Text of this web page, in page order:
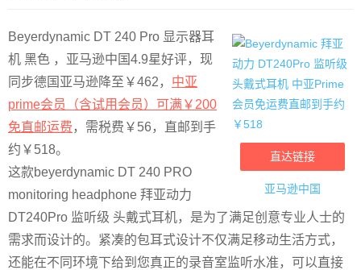
直达链接
亚马逊中国
Beyerdynamic DT 240 Pro 显示器耳
机 黑色 ，亚马逊中国4.9星好评，现
同步德国亚马逊降至￥462， 中亚
prime会员（含试用会员）可满￥200
免直邮运费 ，需税费￥56，直邮到手
约￥518。
这款beyerdynamic DT 240 PRO
monitoring headphone 拜亚动力
DT240Pro 监听级 头戴式耳机，是为了满足创意专业人士的
需求而设计的。紧凑的包耳式设计不仅满足移动生活方式，
还能在不同环境下给到您真正的录音室监听水准，可以直接